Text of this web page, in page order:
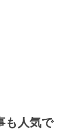
も人気で